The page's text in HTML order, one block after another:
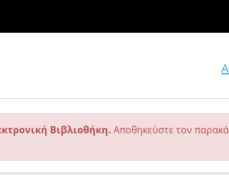
Βιβλιοθήκη. Αποθηκεύστε τον